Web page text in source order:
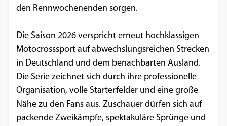
den Rennwochenenden sorgen.
Die Saison 2026 verspricht erneut hochklassigen
Motocrosssport auf abwechslungsreichen Strecken
in Deutschland und dem benachbarten Ausland.
Die Serie zeichnet sich durch ihre professionelle
Organisation, volle Starterfelder und eine große
Nähe zu den Fans aus. Zuschauer dürfen sich auf
packende Zweikämpfe, spektakuläre Sprünge und
Um Inhalte von Videoplattformen und
Social Media Plattformen anzeigen zu
können, werden von diesen externen
Medien Cookies gesetzt.
YouTube